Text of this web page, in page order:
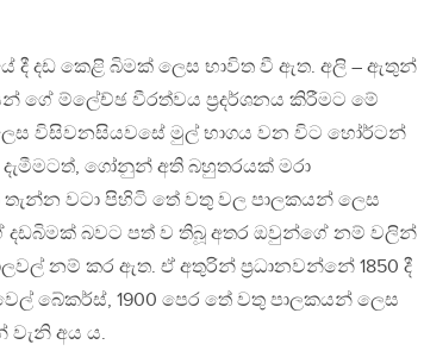
දී දඩ කෙළි බිමක් ලෙස භාවිත වී ඇත. අලි – ඇතුන්
ගේ ම්ලේච්ඡ වීරත්වය ප‍්‍රදර්ශනය කිරීමට මේ
විසිවනසියවසේ මුල් භාගය වන විට හෝර්ටන්
ගෝනුන් අති බහුතරයක් මරා
වටා පිහිටි තේ වතු වල පාලකයන් ලෙස
බවට පත් ව තිබූ අතර ඔවුන්ගේ නම් වලින්
නම් කර ඇත. ඒ අතුරින් ප‍්‍රධානවන්නේ 1850 දී
බේකර්ස්, 1900 පෙර තේ වතු පාලකයන් ලෙස
අය ය.